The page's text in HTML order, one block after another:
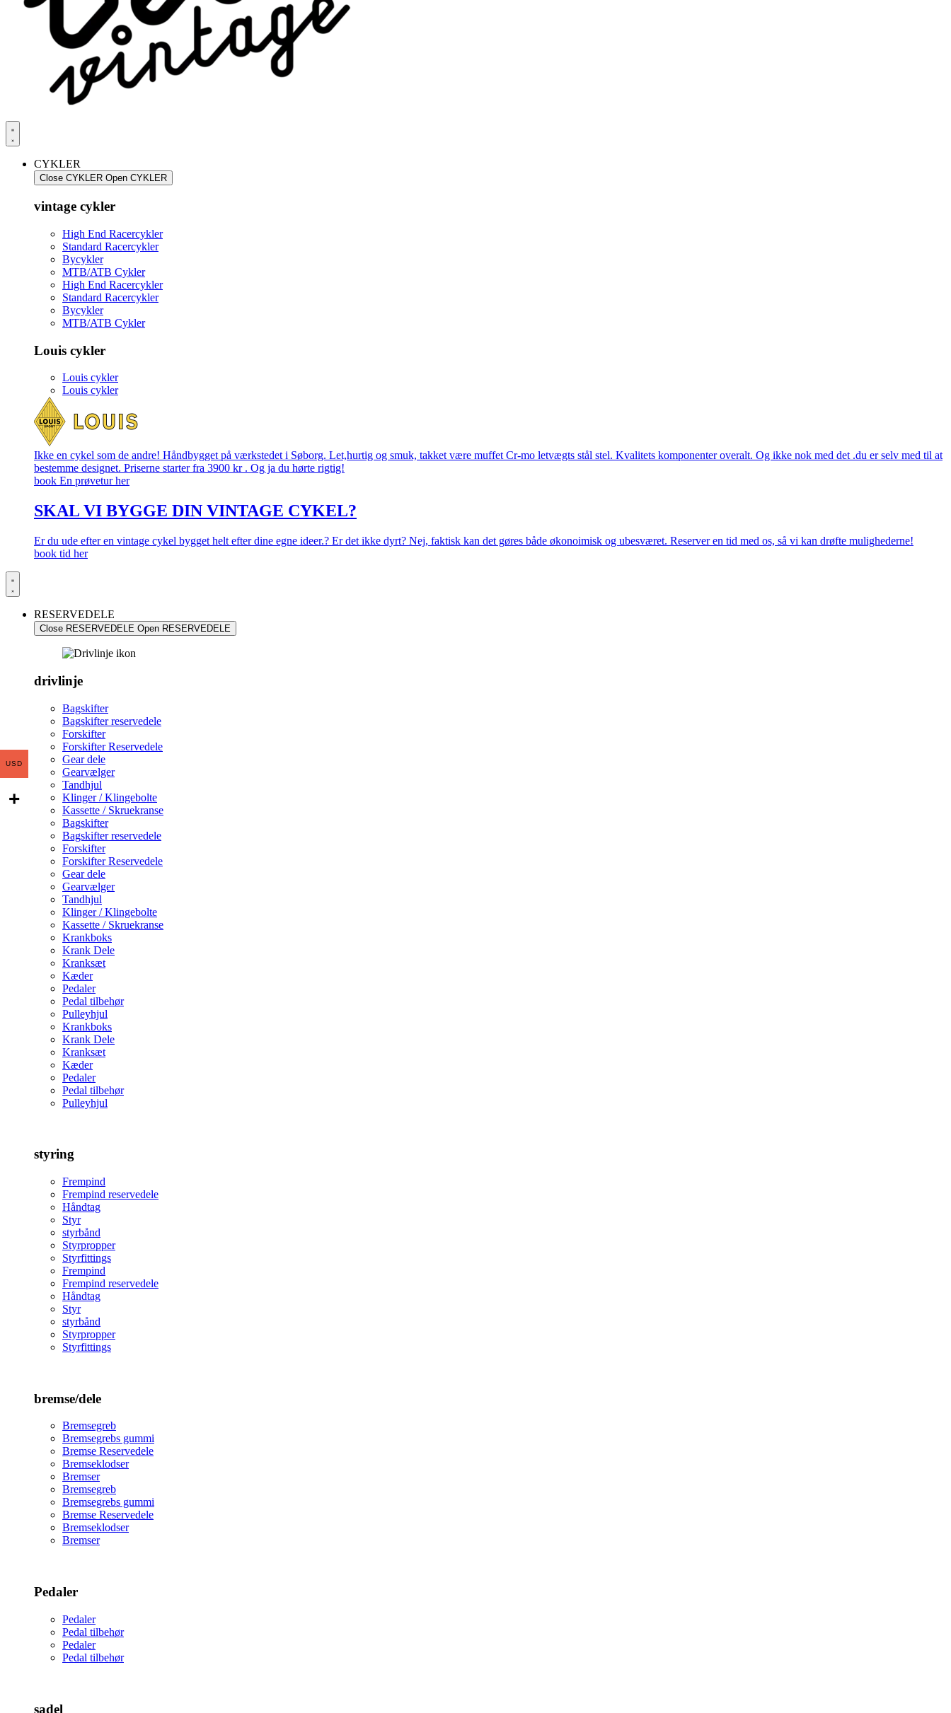
CYKLER
Close CYKLER Open CYKLER
vintage cykler
High End Racercykler
Standard Racercykler
Bycykler
MTB/ATB Cykler
High End Racercykler
Standard Racercykler
Bycykler
MTB/ATB Cykler
Louis cykler
Louis cykler
Louis cykler
Ikke en cykel som de andre! Håndbygget på værkstedet i Søborg. Let,hurtig og smuk, takket være muffet Cr-mo letvægts stål stel. Kvalitets komponenter overalt. Og ikke nok med det .du er selv med til at
bestemme designet. Priserne starter fra 3900 kr . Og ja du hørte rigtig!
book En prøvetur her
SKAL VI BYGGE DIN VINTAGE CYKEL?
Er du ude efter en vintage cykel bygget helt efter dine egne ideer.? Er det ikke dyrt? Nej, faktisk kan det gøres både økonoimisk og ubesværet. Reserver en tid med os, så vi kan drøfte mulighederne!
book tid her
RESERVEDELE
Close RESERVEDELE Open RESERVEDELE
drivlinje
Bagskifter
Bagskifter reservedele
Forskifter
Forskifter Reservedele
Gear dele
Gearvælger
Tandhjul
Klinger / Klingebolte
Kassette / Skruekranse
Bagskifter
Bagskifter reservedele
Forskifter
Forskifter Reservedele
Gear dele
Gearvælger
Tandhjul
Klinger / Klingebolte
Kassette / Skruekranse
Krankboks
Krank Dele
Kranksæt
Kæder
Pedaler
Pedal tilbehør
Pulleyhjul
Krankboks
Krank Dele
Kranksæt
Kæder
Pedaler
Pedal tilbehør
Pulleyhjul
styring
Frempind
Frempind reservedele
Håndtag
Styr
styrbånd
Styrpropper
Styrfittings
Frempind
Frempind reservedele
Håndtag
Styr
styrbånd
Styrpropper
Styrfittings
bremse/dele
Bremsegreb
Bremsegrebs gummi
Bremse Reservedele
Bremseklodser
Bremser
Bremsegreb
Bremsegrebs gummi
Bremse Reservedele
Bremseklodser
Bremser
Pedaler
Pedaler
Pedal tilbehør
Pedaler
Pedal tilbehør
sadel
USD